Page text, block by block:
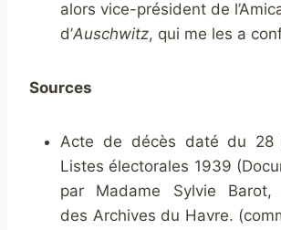
alors vice-président de
d’Auschwitz, qui me les a
Sources
Acte de décès daté du 28
Listes électorales 1939
par Madame Sylvie Barot,
des Archives du Havre.